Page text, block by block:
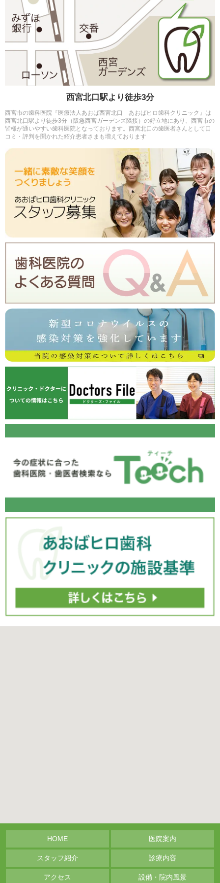
西宮北口駅より徒歩3分
西宮市の歯科医院『医療法人あおば西宮北口 あおばヒロ歯科クリニック』は
西宮北口駅より徒歩3分（阪急西宮ガーデンズ隣接）の好立地にあり、西宮市の
皆様が通いやすい歯科医院となっております。西宮北口の歯医者さんとして口
コミ・評判を聞かれた紹介患者さまも増えております
HOME 医院案内
スタッフ紹介 診療内容
アクセス 設備・院内風景